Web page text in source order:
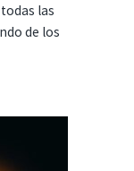
las
de los